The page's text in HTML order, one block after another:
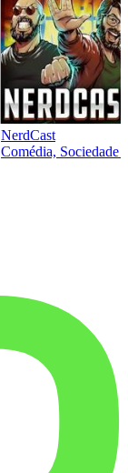
NerdCast
Comédia, Sociedade